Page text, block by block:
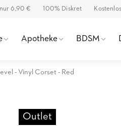
nur 6,90 € 100% Diskret
Apotheke BDSM
- Vinyl Corset - Red
Outlet